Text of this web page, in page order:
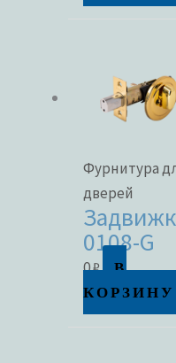
Фурнитура
дверей
0108-G
0₽
В
КОРЗИНУ